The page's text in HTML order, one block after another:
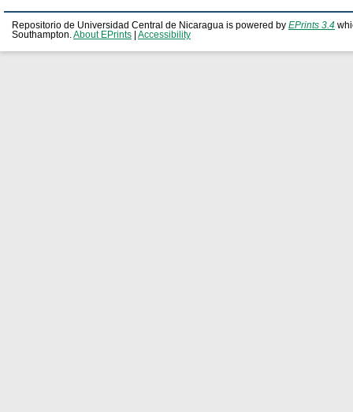
Repositorio de Universidad Central de Nicaragua is powered by EPrints 3.4
Southampton. About EPrints Accessibility